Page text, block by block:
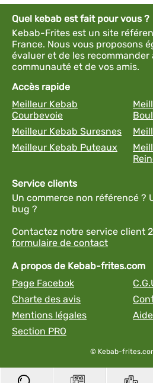
Quel kebab est fait pour vous ?
Kebab-Frites est un site
France. Nous vous proposons
évaluer et de les
communauté et de vos amis.
Accès rapide
Meilleur Kebab
Courbevoie
Meilleur Kebab Suresnes
Meilleur Kebab Puteaux
Service clients
Un commerce non référencé ?
bug ?
Contactez notre service client
formulaire de contact
A propos de Kebab-frites.com
Page Facebok
Charte des avis
Mentions légales
Section PRO
© Kebab-